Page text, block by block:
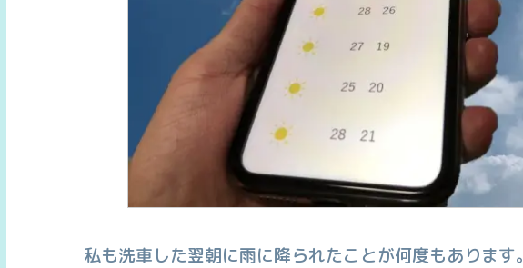
私も洗車した翌朝に雨に降られたことが何度もあります。